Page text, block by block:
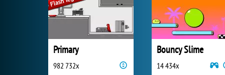
Primary
982 732x
Bouncy Slime
14 434x